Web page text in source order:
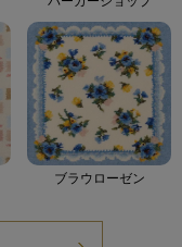
ブラウローゼン